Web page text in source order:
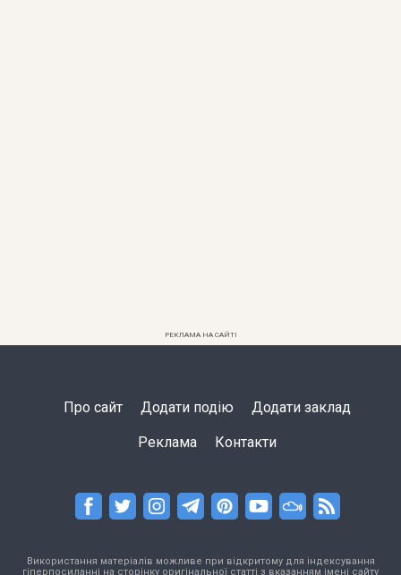
РЕКЛАМА НА САЙТІ
Про сайт Додати подію Додати заклад
Реклама Контакти
Використання матеріалів можливе при відкритому для індексування
гіперпосиланні на сторінку оригінальної статті з вказанням імені сайту